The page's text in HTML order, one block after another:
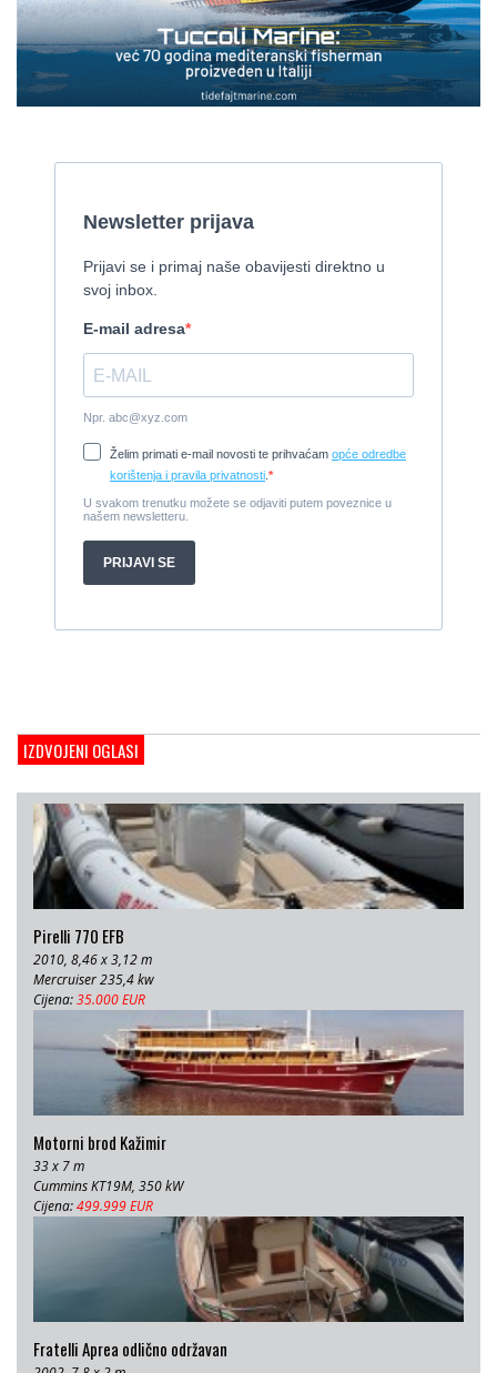
Pirelli 770 EFB
2010, 8,46 x 3,12 m, Mercruiser 235,4 kw
35.000 EUR
2015, 27 x 7 m, Iveco aifo x 2
Izletnički brod - 94 osobe
Cijena:370.000 EUR
Tender Williams 325 TurboJet - sniženo!
2008, 325 x 1.7 m, weber 750
Damor 900 FURIA - EXTRA OPREMA - PRILIKA - SNIŽENA
CIJENA
2008, 8,98 x 3 m, Yanmar 200kW - unutranji, diesel
Cijena:65.000 EUR
Prodajem jedrilicu ELAN 31 S
Cijena:27.000 EUR
Gulet Hera
M/B San snova
2008, 27 x 6.5 m, Volvo penta 350 KS
Cijena:
IZDVOJENI OGLASI
Pirelli 770 EFB
2010, 8,46 x 3,12 m
Mercruiser 235,4 kw
Cijena:35.000 EUR
Motorni brod Kažimir
33 x 7 m
Cummins KT19M, 350 kW
Cijena:499.999 EUR
Fratelli Aprea odlično održavan